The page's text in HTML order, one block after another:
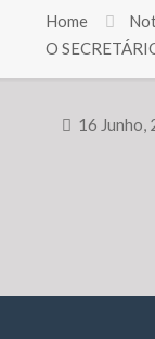
Home
O
16 Junho,